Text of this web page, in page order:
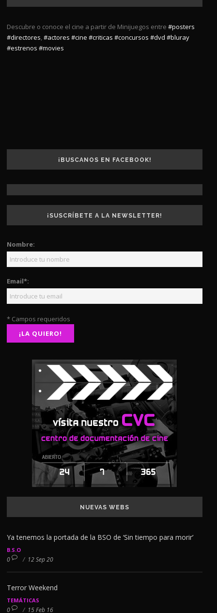
Descubre o conoce el cine a partir de Minijuegos entre #posters
#directores,#actores #cine #criticas #concursos #dvd #bluray
#estrenos #movies
¡BUSCANOS EN FACEBOOK!
¡SUSCRÍBETE A LA NEWSLETTER!
Nombre:
Email*:
* Campos requeridos
NUEVAS WEBS
Ya tenemos la portada de la BSO de ‘Sin tiempo para morir’
B.S.O
0 / 12 Sep 20
Terror Weekend
TEMÁTICAS
0 / 15 Feb 16